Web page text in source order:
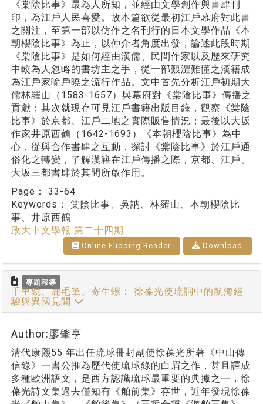
《棠陰比事》最為人所知，並經由文學創作與書肆刊
印，為江戶人民喜愛。故本篇欲從最初江戶幕府對此書
之關注，至第一部以仿作之名刊行的日本文學作品《本
朝櫻陰比事》為止，以仲介者角度出發，論述此段時期
《棠陰比事》是如何經由漢儒、民間作家以及歷來研究
中較為人忽略的書坊主之手，從一部艱澀難懂之漢籍成
為江戶家喻戶曉之流行作品。文中首先分析江戶初期大
儒林羅山（1583-1657）與幕府對《棠陰比事》傳播之
貢獻；其次就現存可見江戶書籍出版目錄，觀察《棠陰
比事》於京都、江戶二地之實際販售情況；最後以大坂
作家井原西鶴（1642-1693）《本朝櫻陰比事》為中
心，從與合作書肆之互動，探討《棠陰比事》於江戶通
俗化之轉變，了解漢籍在江戶傳播之際，京都、江戶、
大坂三都書肆於其間所啟作用。
Page： 33-64
Keywords： 棠陰比事、吳訥、林羅山、本朝櫻陰比
事、井原西鶴
政大中文學報 第二十四期
Online Flipping Reader Download
專題報導
千里鏡、鹿毛筆、寄生螺： 徐葆光使琉詞中的航海經
驗與異國見聞
Author:廖肇亨
清代康熙55 年出任琉球冊封副使徐葆光所著《中山傳
信錄》一書公推為歷代使琉球錄的白眉之作，甚且譯成
多種歐洲語文，是西方認識琉球最重要的典據之一，徐
葆光詩文集過去僅知有《舶前集》存世，近年發現徐葆